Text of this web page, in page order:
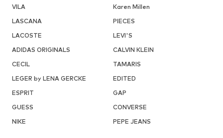
VILA
Karen Millen
LASCANA
PIECES
LACOSTE
LEVI'S
ADIDAS ORIGINALS
CALVIN KLEIN
CECIL
TAMARIS
LEGER by LENA GERCKE
EDITED
ESPRIT
GAP
GUESS
CONVERSE
NIKE
PEPE JEANS